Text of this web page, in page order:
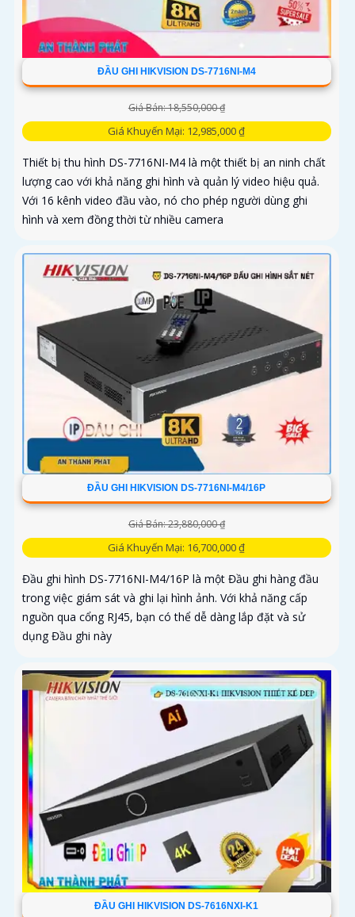
ĐẦU GHI HIKVISION DS-7716NI-M4
Giá Bán: 18,550,000 ₫
Giá Khuyến Mại: 12,985,000 ₫
Thiết bị thu hình DS-7716NI-M4 là một thiết bị an ninh chất
lượng cao với khả năng ghi hình và quản lý video hiệu quả.
Với 16 kênh video đầu vào, nó cho phép người dùng ghi
hình và xem đồng thời từ nhiều camera
ĐẦU GHI HIKVISION DS-7716NI-M4/16P
Giá Bán: 23,880,000 ₫
Giá Khuyến Mại: 16,700,000 ₫
Đầu ghi hình DS-7716NI-M4/16P là một Đầu ghi hàng đầu
trong việc giám sát và ghi lại hình ảnh. Với khả năng cấp
nguồn qua cổng RJ45, bạn có thể dễ dàng lắp đặt và sử
dụng Đầu ghi này
ĐẦU GHI HIKVISION DS-7616NXI-K1